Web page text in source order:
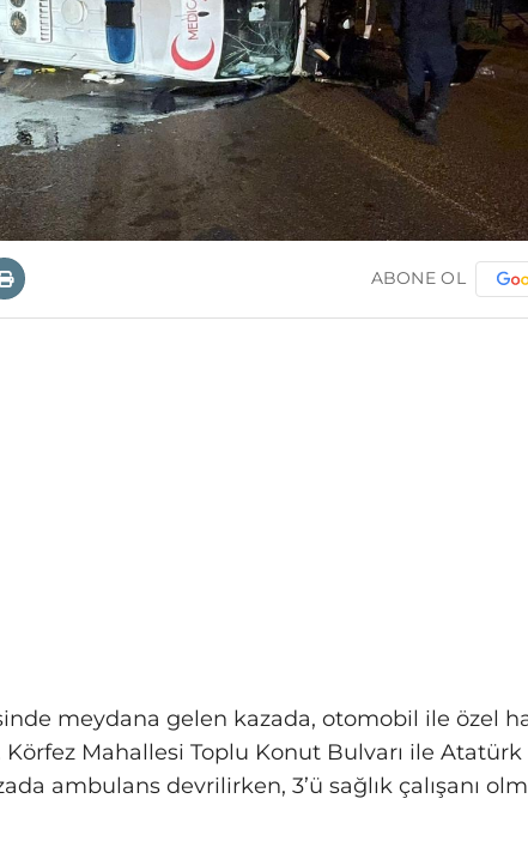
ABONE OL
meydana gelen kazada, otomobil ile özel
Körfez Mahallesi Toplu Konut Bulvarı ile Atatürk
ambulans devrilirken, 3’ü sağlık çalışanı